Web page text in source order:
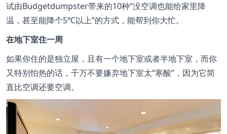
试由Budgetdumpster带来的10种“没空调也能给家里降
温，甚至能降个5℃以上”的方式，能帮到你大忙。
在地下室住一周
如果你住的是独立屋，且有一个地下室或者半地下室，而你
又特别怕热的话，千万不要嫌弃地下室太“寒酸”，因为它简
直比空调还要空调。